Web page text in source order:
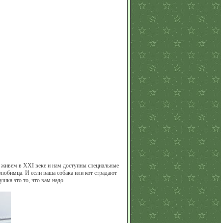
в XXI веке и нам доступны специальные
И если ваша собака или кот страдают
это то, что вам надо.